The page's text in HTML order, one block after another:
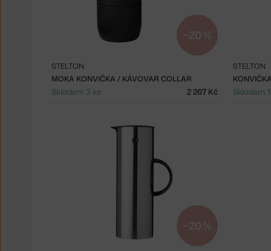
−20 %
MOKA KONVIČKA / KÁVOVAR COLLAR
STELTON
Skladem 3 ks 2 267 Kč
STELTON
Skladem
−20 %